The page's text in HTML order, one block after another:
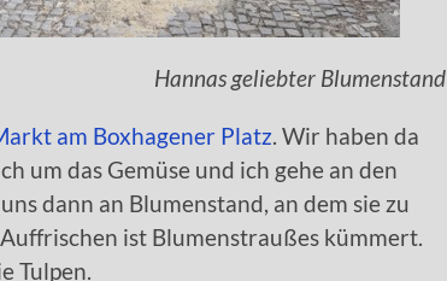
Hannas geliebter Blumenstand
am Boxhagener Platz. Wir haben da
um das Gemüse und ich gehe an den
dann an Blumenstand, an dem sie zu
ist Blumenstraußes kümmert.
Tulpen.